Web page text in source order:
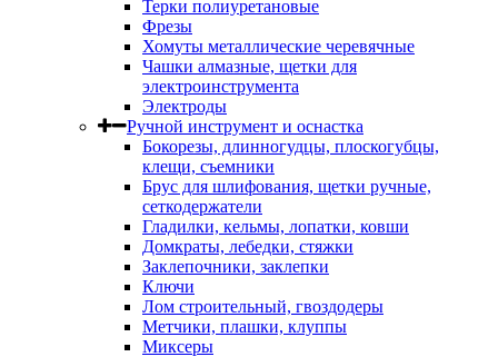
Терки полиуретановые
Фрезы
Хомуты металлические черевячные
Чашки алмазные, щетки для
электроинструмента
Электроды
Ручной инструмент и оснастка
Бокорезы, длинногудцы, плоскогубцы,
клещи, съемники
Брус для шлифования, щетки ручные,
сеткодержатели
Гладилки, кельмы, лопатки, ковши
Домкраты, лебедки, стяжки
Заклепочники, заклепки
Ключи
Лом строительный, гвоздодеры
Метчики, плашки, клуппы
Миксеры